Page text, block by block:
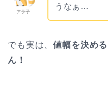
アラ子
うなぁ…
でも実は、値幅を決め
ん！